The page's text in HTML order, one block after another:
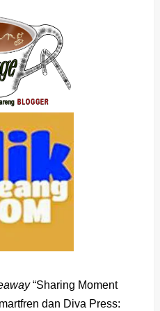
“Sharing Moment
dan Diva Press: